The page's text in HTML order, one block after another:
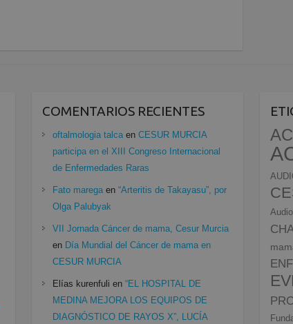
COMENTARIOS RECIENTES
oftalmologia talca enCESUR MURCIA
participa en el XIII Congreso Internacional
de Enfermedades Raras
Fato marega en“Arteritis de Takayasu”, por
Olga Palubyak
VII Jornada Cáncer de mama, Cesur Murcia
en Día Mundial del Cáncer de mama en
CESUR MURCIA
Elías kurenfuli en“EL HOSPITAL DE
MEDINA MEJORA LOS EQUIPOS DE
DIAGNÓSTICO DE RAYOS X”, LUCÍA